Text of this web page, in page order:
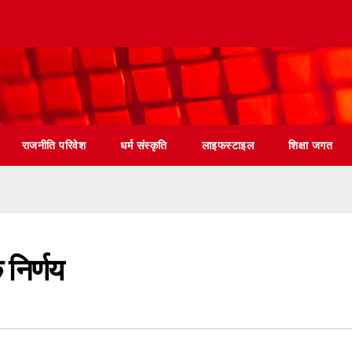
राजनीति परिवेश धर्म संस्कृति लाइफस्टाइल शिक्षा जगत